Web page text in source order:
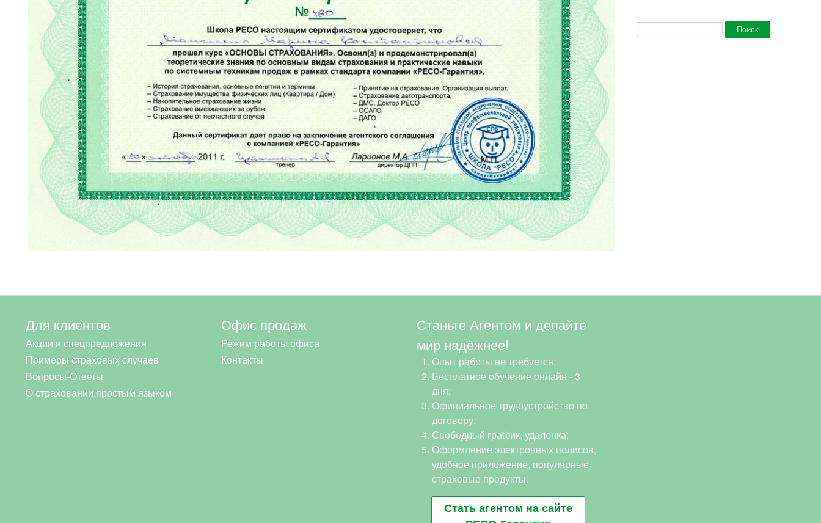
Форма поиска
Поиск
Для клиентов
Акции и спецпредложения
Примеры страховых случаев
Вопросы-Ответы
О страховании простым языком
Офис продаж
Режим работы офиса
Контакты
Станьте Агентом и делайте
мир надёжнее!
Опыт работы не требуется;
Бесплатное обучение онлайн - 3
дня;
Официальное трудоустройство по
договору;
Свободный график, удаленка;
Оформление электронных полисов,
удобное приложение, популярные
страховые продукты.
Стать агентом на сайте